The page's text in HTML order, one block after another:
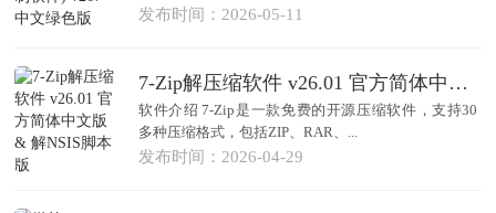
发布时间：2026-05-11
7-Zip解压缩软件 v26.01 官方简体中文版 & 解NSIS脚本版
软件介绍 7-Zip是一款免费的开源压缩软件，支持30
多种压缩格式，包括ZIP、RAR、...
发布时间：2026-04-29